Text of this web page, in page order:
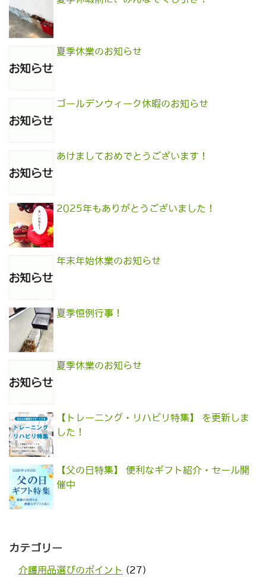
夏季休業のお知らせ
ゴールデンウィーク休暇のお知らせ
あけましておめでとうございます！
2025年もありがとうございました！
年末年始休業のお知らせ
夏季恒例行事！
夏季休業のお知らせ
【トレーニング・リハビリ特集】 を更新しま
した！
【父の日特集】 便利なギフト紹介・セール開
催中
カテゴリー
介護用品選びのポイント (27)